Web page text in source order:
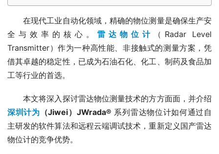
在现代工业自动化领域，精确的物位测量是确保生产安
全与效率的核心。 雷达物位计
（Radar Level
Transmitter）作为一种高性能、非接触式的测量方案，凭
借其卓越的稳定性，已成为石油石化、化工、制药及食品加
工等行业的首选。
本文将深入探讨雷达物位测量技术的方方面面，并介绍
深圳计为 （Jiwei）JWrada® 系列雷达物位计如何通过自
主研发的软件算法和远程云端调试技术，重新定义国产雷达
物位计的竞争优势。